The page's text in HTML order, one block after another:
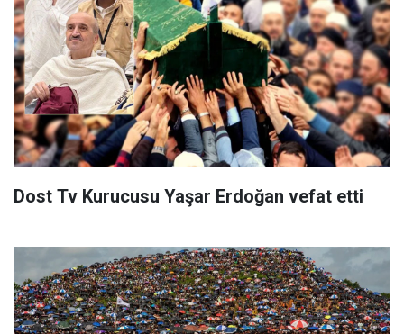
Dost Tv Kurucusu Yaşar Erdoğan vefat etti